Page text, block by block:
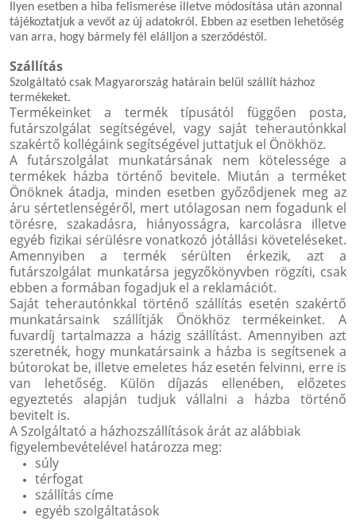
Ilyen esetben a hiba felismerése illetve módosítása után azonnal
tájékoztatjuk a vevőt az új adatokról. Ebben az esetben lehetőség
van arra, hogy bármely fél elálljon a szerződéstől.
Szállítás
Szolgáltató csak Magyarország határain belül szállít házhoz
termékeket.
Termékeinket a termék típusától függően posta,
futárszolgálat segítségével, vagy saját teherautónkkal
szakértő kollégáink segítségével juttatjuk el Önökhöz.
A futárszolgálat munkatársának nem kötelessége a
termékek házba történő bevitele. Miután a terméket
Önöknek átadja, minden esetben győződjenek meg az
áru sértetlenségéről, mert utólagosan nem fogadunk el
törésre, szakadásra, hiányosságra, karcolásra illetve
egyéb fizikai sérülésre vonatkozó jótállási követeléseket.
Amennyiben a termék sérülten érkezik, azt a
futárszolgálat munkatársa jegyzőkönyvben rögzíti, csak
ebben a formában fogadjuk el a reklamációt.
Saját teherautónkkal történő szállítás esetén szakértő
munkatársaink szállítják Önökhöz termékeinket. A
fuvardíj tartalmazza a házig szállítást. Amennyiben azt
szeretnék, hogy munkatársaink a házba is segítsenek a
bútorokat be, illetve emeletes ház esetén felvinni, erre is
van lehetőség. Külön díjazás ellenében, előzetes
egyeztetés alapján tudjuk vállalni a házba történő
bevitelt is.
A Szolgáltató a házhozszállítások árát az alábbiak
figyelembevételével határozza meg:
súly
térfogat
szállítás címe
egyéb szolgáltatások